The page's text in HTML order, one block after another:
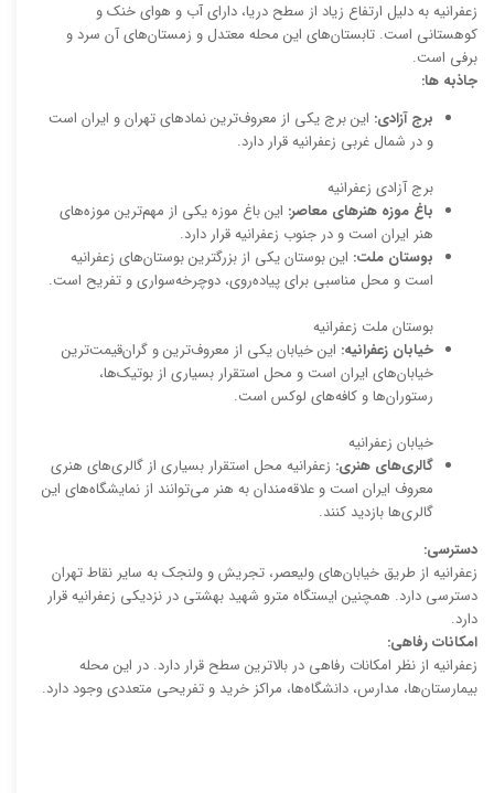
زعفرانیه به دلیل ارتفاع زیاد از سطح دریا، دارای آب و هوای خنک و
کوهستانی است. تابستان‌های این محله معتدل و زمستان‌های آن سرد و
برفی است.
جاذبه ها:
برج آزادی: این برج یکی از معروف‌ترین نمادهای تهران و ایران است
و در شمال غربی زعفرانیه قرار دارد.
برج آزادی زعفرانیه
باغ موزه هنرهای معاصر: این باغ موزه یکی از مهم‌ترین موزه‌های
هنر ایران است و در جنوب زعفرانیه قرار دارد.
بوستان ملت: این بوستان یکی از بزرگترین بوستان‌های زعفرانیه
است و محل مناسبی برای پیاده‌روی، دوچرخه‌سواری و تفریح است.
بوستان ملت زعفرانیه
خیابان زعفرانیه: این خیابان یکی از معروف‌ترین و گران‌قیمت‌ترین
خیابان‌های ایران است و محل استقرار بسیاری از بوتیک‌ها،
رستوران‌ها و کافه‌های لوکس است.
خیابان زعفرانیه
گالری‌های هنری: زعفرانیه محل استقرار بسیاری از گالری‌های هنری
معروف ایران است و علاقه‌مندان به هنر می‌توانند از نمایشگاه‌های این
گالری‌ها بازدید کنند.
دسترسی:
زعفرانیه از طریق خیابان‌های ولیعصر، تجریش و ولنجک به سایر نقاط تهران
دسترسی دارد. همچنین ایستگاه مترو شهید بهشتی در نزدیکی زعفرانیه قرار
دارد.
امکانات رفاهی:
زعفرانیه از نظر امکانات رفاهی در بالاترین سطح قرار دارد. در این محله
بیمارستان‌ها، مدارس، دانشگاه‌ها، مراکز خرید و تفریحی متعددی وجود دارد.